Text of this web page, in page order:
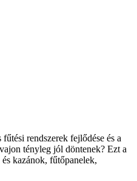
rendszerek fejlődése és a
tényleg jól döntenek? Ezt a
kazánok, fűtőpanelek,